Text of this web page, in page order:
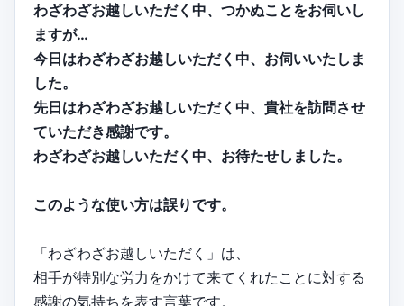
わざわざお越しいただく中、つかぬことをお伺いし
ますが…
今日はわざわざお越しいただく中、お伺いいたしま
した。
先日はわざわざお越しいただく中、貴社を訪問させ
ていただき感謝です。
わざわざお越しいただく中、お待たせしました。
このような使い方は誤りです。
「わざわざお越しいただく」は、
相手が特別な労力をかけて来てくれたことに対する
感謝の気持ちを表す言葉です。